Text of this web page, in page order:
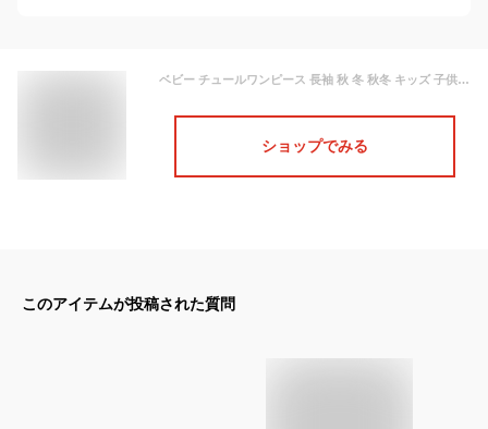
ベビー チュールワンピース 長袖 秋 冬 秋冬 キッズ 子供 スカート 子どもワンピース ワンピ チュール ワンピース 姉妹 お揃い 服 赤ちゃん 秋服 冬服 姉妹コーデ リンクコーデ 姉妹服 女の子 かわいい おしゃれ 結婚式 発表会 70 80 90 100 110 メール便 (ピンク, 110cm)
ショップでみる
このアイテムが投稿された質問